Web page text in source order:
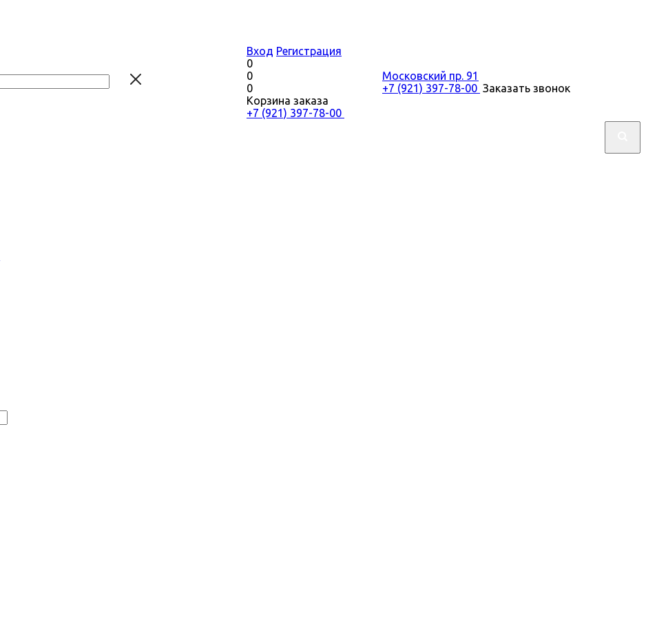
Вход Регистрация
0
0
0
Корзина заказа
+7 (921) 397-78-00
Московский пр. 91
+7 (921) 397-78-00 Заказать звонок